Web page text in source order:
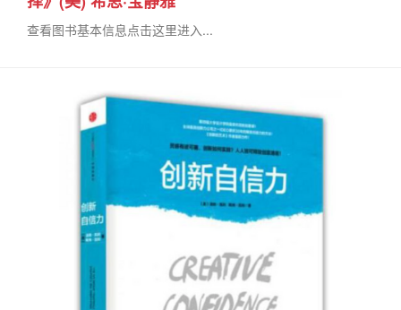
查看图书基本信息点击这里进入...